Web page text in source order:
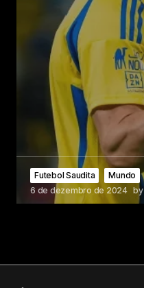
Futebol Saudita Mundo
6 de dezembro de 2024 by